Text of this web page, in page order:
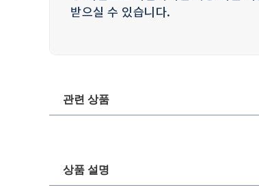
받으실 수 있습니다.
관련 상품
상품 설명